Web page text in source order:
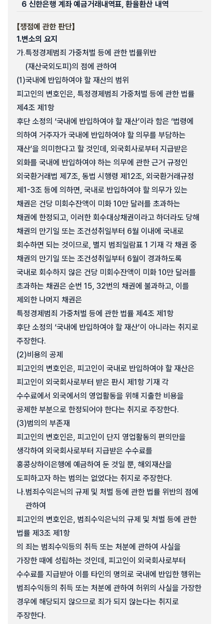
6 신한은행 계좌 예금거래내역표, 환율환산 내역
【쟁점에 관한 판단】
1.변소의 요지
가.특정경제범죄 가중처벌 등에 관한 법률위반
(재산국외도피)의 점에 관하여
(1)국내에 반입하여야 할 재산의 범위
피고인의 변호인은, 특정경제범죄 가중처벌 등에 관한 법률
제4조 제1항
후단 소정의 ‘국내에 반입하여야 할 재산’이라 함은 ‘법령에
의하여 거주자가 국내에 반입하여야 할 의무를 부담하는
재산’을 의미한다고 할 것인데, 외국회사로부터 지급받은
외화를 국내에 반입하여야 하는 의무에 관한 근거 규정인
외국환거래법 제7조, 동법 시행령 제12조, 외국환거래규정
제1-3조 등에 의하면, 국내로 반입하여야 할 의무가 있는
채권은 건당 미회수잔액이 미화 10만 달러를 초과하는
채권에 한정되고, 이러한 회수대상채권이라고 하더라도 당해
채권의 만기일 또는 조건성취일부터 6월 이내에 국내로
회수하면 되는 것이므로, 별지 범죄일람표 1 기재 각 채권 중
채권의 만기일 또는 조건성취일부터 6월이 경과하도록
국내로 회수하지 않은 건당 미회수잔액이 미화 10만 달러를
초과하는 채권은 순번 15, 32번의 채권에 불과하고, 이를
제외한 나머지 채권은
특정경제범죄 가중처벌 등에 관한 법률 제4조 제1항
후단 소정의 ‘국내에 반입하여야 할 재산’이 아니라는 취지로
주장한다.
(2)비용의 공제
피고인의 변호인은, 피고인이 국내로 반입하여야 할 재산은
피고인이 외국회사로부터 받은 판시 제1항 기재 각
수수료에서 외국에서의 영업활동을 위해 지출한 비용을
공제한 부분으로 한정되어야 한다는 취지로 주장한다.
(3)범의의 부존재
피고인의 변호인은, 피고인이 단지 영업활동의 편의만을
생각하여 외국회사로부터 지급받은 수수료를
홍콩상하이은행에 예금하여 둔 것일 뿐, 해외재산을
도피하고자 하는 범의는 없었다는 취지로 주장한다.
나.범죄수익은닉의 규제 및 처벌 등에 관한 법률 위반의 점에
관하여
피고인의 변호인은, 범죄수익은닉의 규제 및 처벌 등에 관한
법률 제3조 제1항
의 죄는 범죄수익등의 취득 또는 처분에 관하여 사실을
가장한 때에 성립하는 것인데, 피고인이 외국회사로부터
수수료를 지급받아 이를 타인의 명의로 국내에 반입한 행위는
범죄수익등의 취득 또는 처분에 관하여 허위의 사실을 가장한
경우에 해당되지 않으므로 죄가 되지 않는다는 취지로
주장한다.